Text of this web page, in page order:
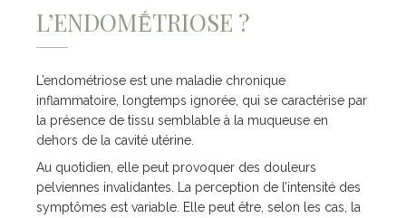
L’ENDOMḖTRIOSE ?
L’endométriose est une maladie chronique
inflammatoire, longtemps ignorée, qui se caractérise par
la présence de tissu semblable à la muqueuse en
dehors de la cavité utérine.
Au quotidien, elle peut provoquer des douleurs
pelviennes invalidantes. La perception de l’intensité des
symptômes est variable. Elle peut être, selon les cas, la